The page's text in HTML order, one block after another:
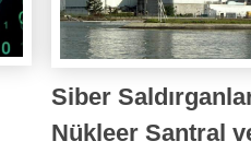
Siber
Nükleer Santral